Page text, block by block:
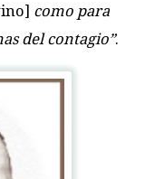
como para
del contagio”.